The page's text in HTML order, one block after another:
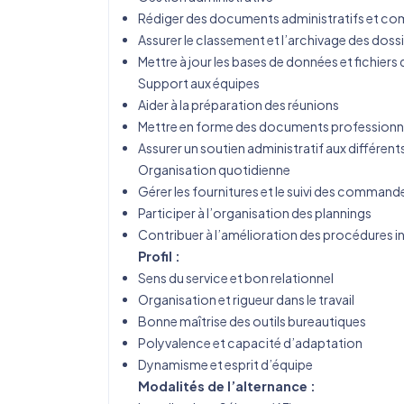
Rédiger des documents administratifs et
Assurer le classement et l’archivage des
Mettre à jour les bases de données et fichiers
Support aux équipes
Aider à la préparation des réunions
Mettre en forme des documents
Assurer un soutien administratif aux
Organisation quotidienne
Gérer les fournitures et le suivi des
Participer à l’organisation des plannings
Contribuer à l’amélioration des procédures
Profil :
Sens du service et bon relationnel
Organisation et rigueur dans le travail
Bonne maîtrise des outils bureautiques
Polyvalence et capacité d’adaptation
Dynamisme et esprit d’équipe
Modalités de l’alternance :